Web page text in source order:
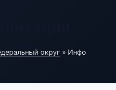
округ » Инфо